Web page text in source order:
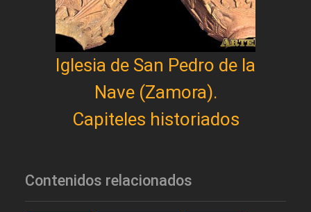
Iglesia de San Pedro de la
Nave (Zamora).
Capiteles historiados
Contenidos relacionados